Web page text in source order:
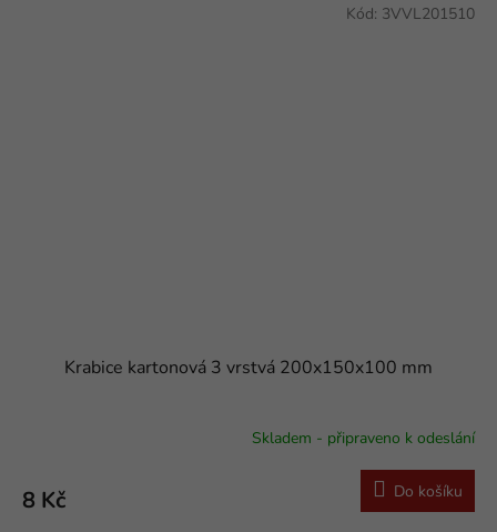
Krabice kartonová 3 vrstvá 200x150x100 mm
Skladem - připraveno k odeslání
8 Kč Do košíku
Kód: 3VVL201510